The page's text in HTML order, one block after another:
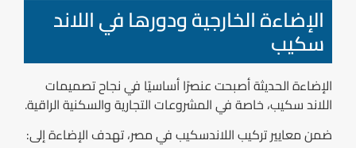
الإضاءة الخارجية ودورها في اللاند
سكيب
الإضاءة الحديثة أصبحت عنصرًا أساسيًا في نجاح تصميمات
اللاند سكيب، خاصة في المشروعات التجارية والسكنية الراقية.
ضمن معايير تركيب اللاندسكيب في مصر، تهدف الإضاءة إلى: